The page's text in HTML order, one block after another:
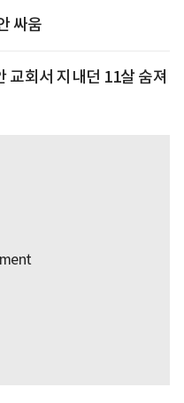
싸움
교회서 지내던 11살 숨져